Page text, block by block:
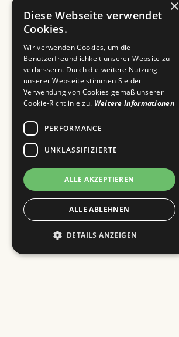
Download
ImpressumKontakt
×
Diese Webseite verwendet
Cookies.
Wir verwenden Cookies, um die
Benutzerfreundlichkeit unserer Website zu
verbessern. Durch die weitere Nutzung
unserer Webseite stimmen Sie der
Verwendung von Cookies gemäß unserer
Cookie-Richtlinie zu. Weitere Informationen
PERFORMANCE
UNKLASSIFIZIERTE
ALLE AKZEPTIEREN
ALLE ABLEHNEN
DETAILS ANZEIGEN